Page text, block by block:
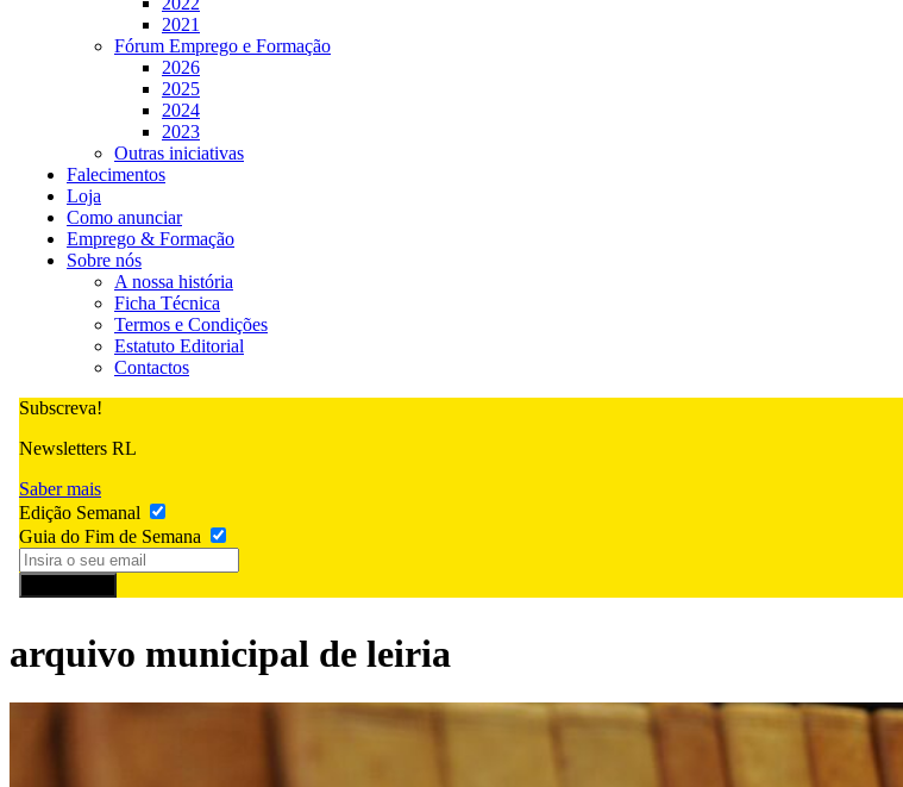
2021
Fórum Emprego e Formação
2026
2025
2024
2023
Outras iniciativas
Falecimentos
Loja
Como anunciar
Emprego & Formação
Sobre nós
A nossa história
Ficha Técnica
Termos e Condições
Estatuto Editorial
Contactos
Subscreva!
Newsletters RL
Saber mais
Edição Semanal
Guia do Fim de Semana
arquivo municipal de leiria